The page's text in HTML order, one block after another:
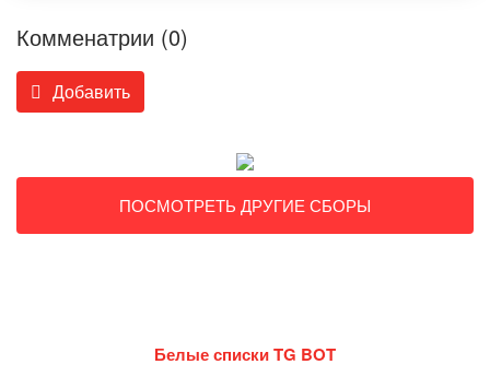
Комменатрии (0)
Добавить
ПОСМОТРЕТЬ ДРУГИЕ СБОРЫ
Белые списки TG BOT